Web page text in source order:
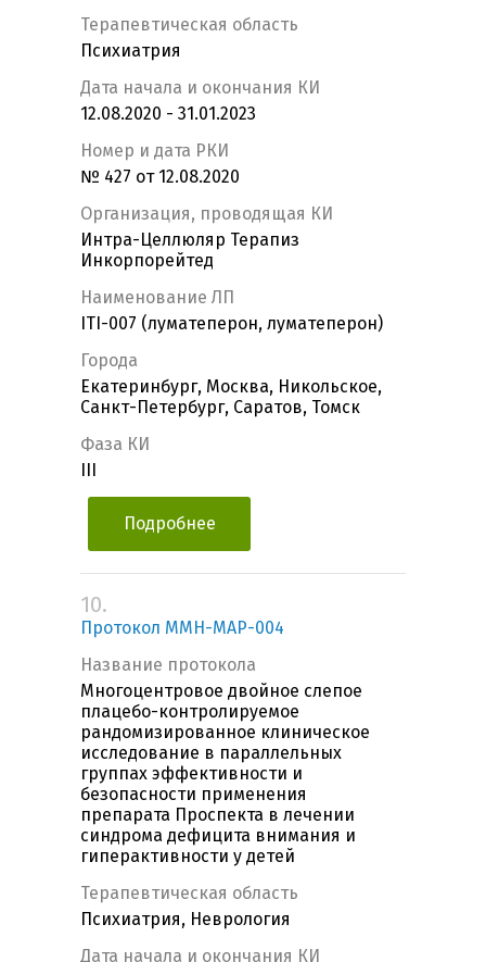
Терапевтическая область
Психиатрия
Дата начала и окончания КИ
12.08.2020 - 31.01.2023
Номер и дата РКИ
№ 427 от 12.08.2020
Организация, проводящая КИ
Интра-Целлюляр Терапиз
Инкорпорейтед
Наименование ЛП
ITI-007 (луматеперон, луматеперон)
Города
Екатеринбург, Москва, Никольское,
Санкт-Петербург, Саратов, Томск
Фаза КИ
Подробнее
10.
Протокол MMH-MAP-004
Название протокола
Многоцентровое двойное слепое
плацебо-контролируемое
рандомизированное клиническое
исследование в параллельных
группах эффективности и
безопасности применения
препарата Проспекта в лечении
синдрома дефицита внимания и
гиперактивности у детей
Терапевтическая область
Психиатрия, Неврология
Дата начала и окончания КИ